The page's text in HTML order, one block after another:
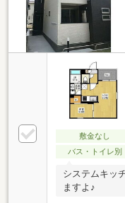
敷金なし
バス・トイレ別
システムキッ
ますよ♪